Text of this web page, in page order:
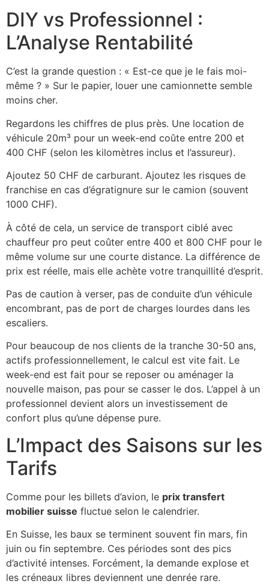
DIY vs Professionnel :
L’Analyse Rentabilité
C’est la grande question : « Est-ce que je le fais moi-
même ? » Sur le papier, louer une camionnette semble
moins cher.
Regardons les chiffres de plus près. Une location de
véhicule 20m³ pour un week-end coûte entre 200 et
400 CHF (selon les kilomètres inclus et l’assureur).
Ajoutez 50 CHF de carburant. Ajoutez les risques de
franchise en cas d’égratignure sur le camion (souvent
1000 CHF).
À côté de cela, un service de transport ciblé avec
chauffeur pro peut coûter entre 400 et 800 CHF pour le
même volume sur une courte distance. La différence de
prix est réelle, mais elle achète votre tranquillité d’esprit.
Pas de caution à verser, pas de conduite d’un véhicule
encombrant, pas de port de charges lourdes dans les
escaliers.
Pour beaucoup de nos clients de la tranche 30-50 ans,
actifs professionnellement, le calcul est vite fait. Le
week-end est fait pour se reposer ou aménager la
nouvelle maison, pas pour se casser le dos. L’appel à un
professionnel devient alors un investissement de
confort plus qu’une dépense pure.
L’Impact des Saisons sur les
Tarifs
Comme pour les billets d’avion, le prix transfert
mobilier suisse fluctue selon le calendrier.
En Suisse, les baux se terminent souvent fin mars, fin
juin ou fin septembre. Ces périodes sont des pics
d’activité intenses. Forcément, la demande explose et
les créneaux libres deviennent une denrée rare.